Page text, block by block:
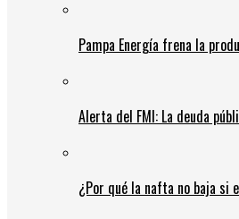
Pampa Energía frena la
Alerta del FMI: La deuda
¿Por qué la nafta no baja si